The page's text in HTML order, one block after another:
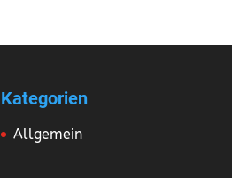
Kategorien
Allgemein